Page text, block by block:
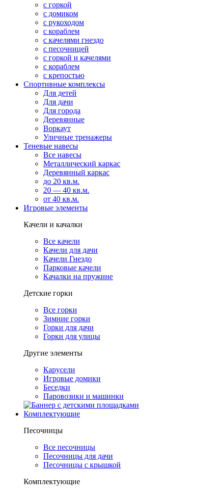
с горкой
с домиком
с рукоходом
с кораблем
с качелями гнездо
с песочницей
с горкой и качелями
с кораблем
с крепостью
Спортивные комплексы
Для детей
Для дачи
Для города
Деревянные
Воркаут
Уличные тренажеры
Теневые навесы
Все навесы
Металлический каркас
Деревянный каркас
до 20 кв.м.
20 — 40 кв.м.
от 40 кв.м.
Игровые элементы
Качели и качалки
Все качели
Качели для дачи
Качели Гнездо
Парковые качели
Качалки на пружине
Детские горки
Все горки
Зимние горки
Горки для дачи
Горки для улицы
Другие элементы
Карусели
Игровые домики
Беседки
Паровозики и машинки
Комплектующие
Песочницы
Все песочницы
Песочницы для дачи
Песочницы с крышкой
Комплектующие